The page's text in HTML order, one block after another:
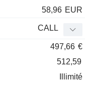
58,96 EUR
CALL
497,66 €
512,59
Illimité